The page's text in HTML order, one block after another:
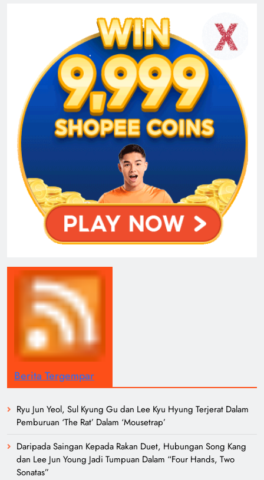
Berita Tergempar
Ryu Jun Yeol, Sul Kyung Gu dan Lee Kyu Hyung Terjerat Dalam
Pemburuan ‘The Rat’ Dalam ‘Mousetrap’
Daripada Saingan Kepada Rakan Duet, Hubungan Song Kang
dan Lee Jun Young Jadi Tumpuan Dalam “Four Hands, Two
Sonatas”